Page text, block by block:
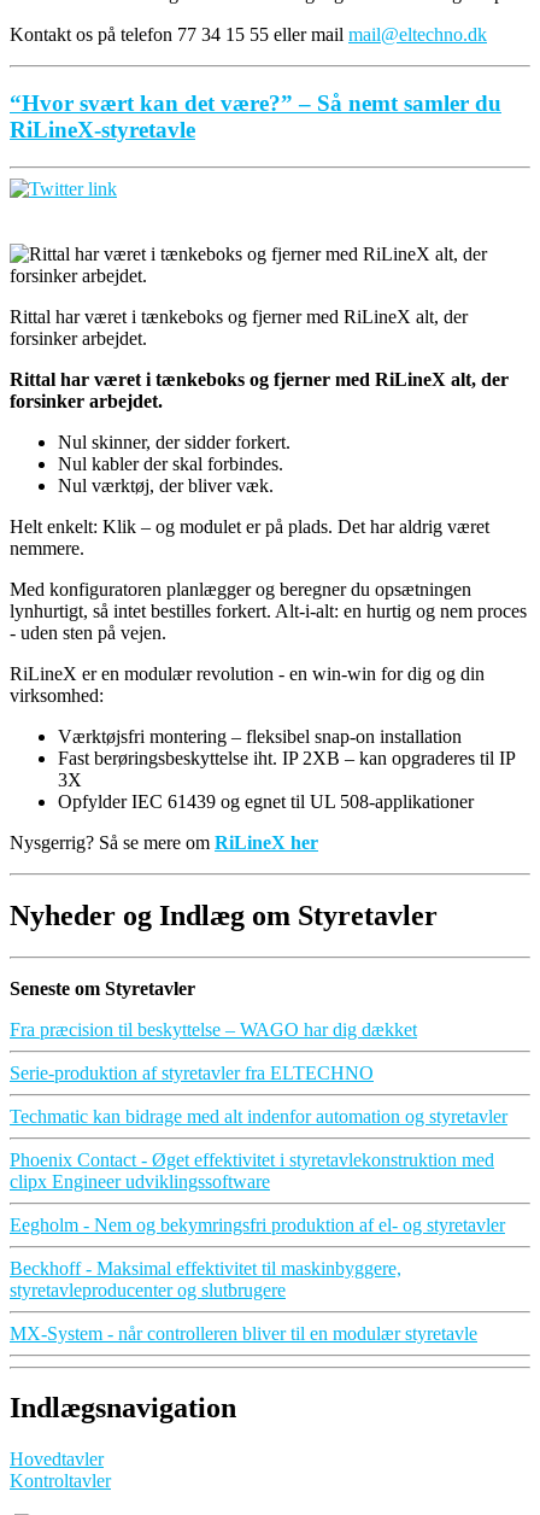
Kontakt os på telefon 77 34 15 55 eller mail mail@eltechno.dk
“Hvor svært kan det være?” – Så nemt samler du
RiLineX-styretavle
Rittal har været i tænkeboks og fjerner med RiLineX alt, der
forsinker arbejdet.
Rittal har været i tænkeboks og fjerner med RiLineX alt, der
forsinker arbejdet.
Nul skinner, der sidder forkert.
Nul kabler der skal forbindes.
Nul værktøj, der bliver væk.
Helt enkelt: Klik – og modulet er på plads. Det har aldrig været
nemmere.
Med konfiguratoren planlægger og beregner du opsætningen
lynhurtigt, så intet bestilles forkert. Alt-i-alt: en hurtig og nem proces
- uden sten på vejen.
RiLineX er en modulær revolution - en win-win for dig og din
virksomhed:
Værktøjsfri montering – fleksibel snap-on installation
Fast berøringsbeskyttelse iht. IP 2XB – kan opgraderes til IP
3X
Opfylder IEC 61439 og egnet til UL 508-applikationer
Nysgerrig? Så se mere om RiLineX her
Nyheder og Indlæg om Styretavler
Seneste om Styretavler
Fra præcision til beskyttelse – WAGO har dig dækket
Serie-produktion af styretavler fra ELTECHNO
Techmatic kan bidrage med alt indenfor automation og styretavler
Phoenix Contact - Øget effektivitet i styretavlekonstruktion med
clipx Engineer udviklingssoftware
Eegholm - Nem og bekymringsfri produktion af el- og styretavler
Beckhoff - Maksimal effektivitet til maskinbyggere,
styretavleproducenter og slutbrugere
MX-System - når controlleren bliver til en modulær styretavle
Indlægsnavigation
Hovedtavler
Kontroltavler